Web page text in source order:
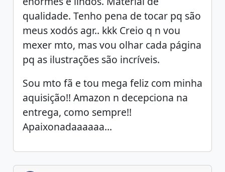
qualidade. Tenho pena de tocar pq são
meus xodós agr.. kkk Creio q n vou
mexer mto, mas vou olhar cada página
pq as ilustrações são incríveis.
Sou mto fã e tou mega feliz com minha
aquisição!! Amazon n decepciona na
entrega, como sempre!!
Apaixonadaaaaaa...